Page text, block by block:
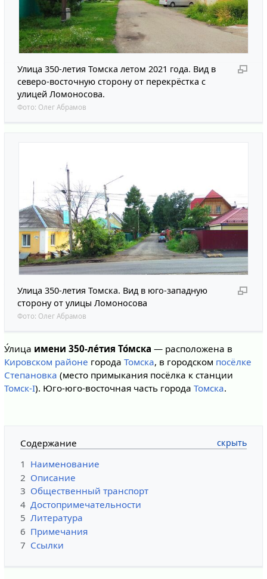
Улица 350-летия Томска летом 2021 года. Вид в
северо-восточную сторону от перекрёстка с
улицей Ломоносова.
Фото: Олег Абрамов
Улица 350-летия Томска. Вид в юго-западную
сторону от улицы Ломоносова
Фото: Олег Абрамов
У́лица имени 350-ле́тия То́мска — расположена в
Кировском районе города Томска, в городском посёлке
Степановка (место примыкания посёлка к станции
Томск-I). Юго-юго-восточная часть города Томска.
Содержание
1 Наименование
2 Описание
3 Общественный транспорт
4 Достопримечательности
5 Литература
6 Примечания
7 Ссылки